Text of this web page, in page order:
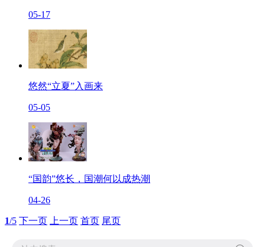
05-17
悠然“立夏”入画来
05-05
“国韵”悠长，国潮何以成热潮
04-26
1/5 下一页 上一页 首页 尾页